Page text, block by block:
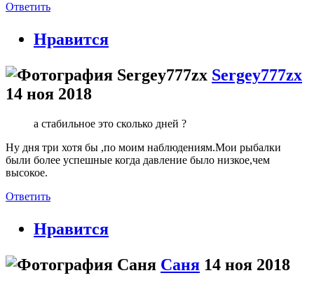
Ответить
Нравится
Sergey777zx
14 ноя 2018
а стабильное это сколько дней ?
Ну дня три хотя бы ,по моим наблюдениям.Мои рыбалки
были более успешные когда давление было низкое,чем
высокое.
Ответить
Нравится
Саня 14 ноя 2018